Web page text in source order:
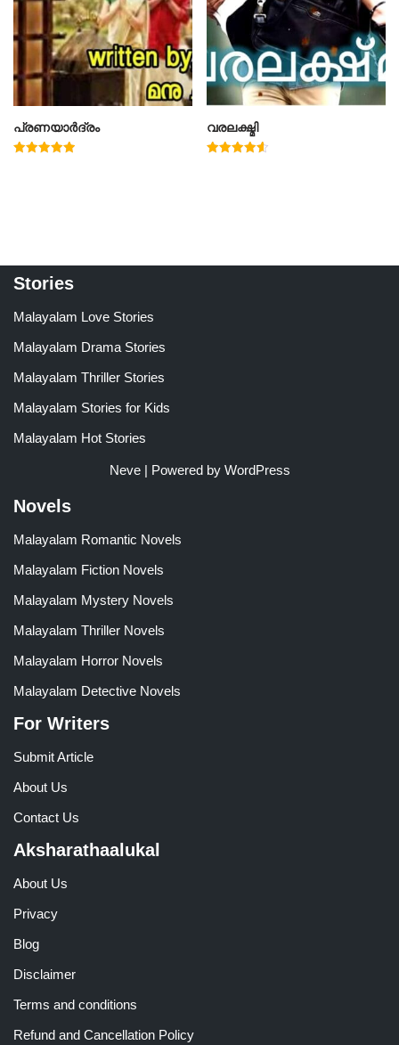
പ്രണയാർദ്രം വരലക്ഷ്മി
Stories
Malayalam Love Stories
Malayalam Drama Stories
Malayalam Thriller Stories
Malayalam Stories for Kids
Malayalam Hot Stories
Neve| Powered by WordPress
Novels
Malayalam Romantic Novels
Malayalam Fiction Novels
Malayalam Mystery Novels
Malayalam Thriller Novels
Malayalam Horror Novels
Malayalam Detective Novels
For Writers
Submit Article
About Us
Contact Us
Aksharathaalukal
About Us
Privacy
Blog
Disclaimer
Terms and conditions
Refund and Cancellation Policy